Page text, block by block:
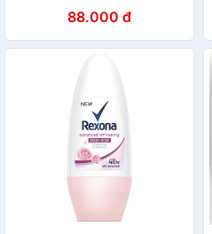
88.000 đ